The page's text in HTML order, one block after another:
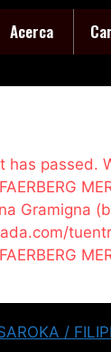
Acerca
passed.
Gramigna
/